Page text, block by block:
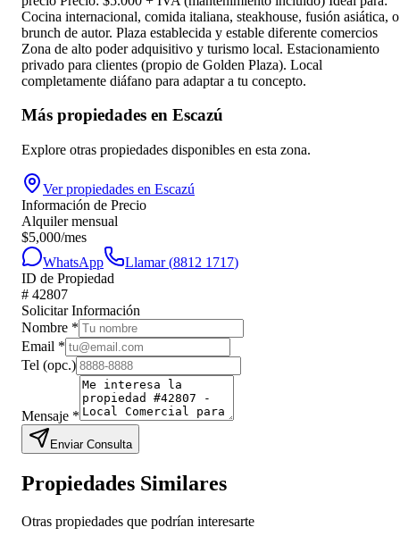
Cocina internacional, comida italiana, steakhouse, fusión asiática, o
brunch de autor. Plaza establecida y estable diferente comercios
Zona de alto poder adquisitivo y turismo local. Estacionamiento
privado para clientes (propio de Golden Plaza). Local
completamente diáfano para adaptar a tu concepto.
Más propiedades en Escazú
Explore otras propiedades disponibles en esta zona.
Ver propiedades en Escazú
Información de Precio
Alquiler mensual
$5,000/mes
WhatsApp
Llamar (8812 1717)
ID de Propiedad
# 42807
Solicitar Información
Nombre *
Email *
Tel (opc.)
Mensaje *
Enviar Consulta
Propiedades Similares
Otras propiedades que podrían interesarte